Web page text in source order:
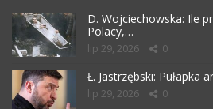
D. Wojciechowska: Ile
Polacy,…
lip 29, 2026 0
Ł. Jastrzębski: Pułapka
lip 29, 2026 0